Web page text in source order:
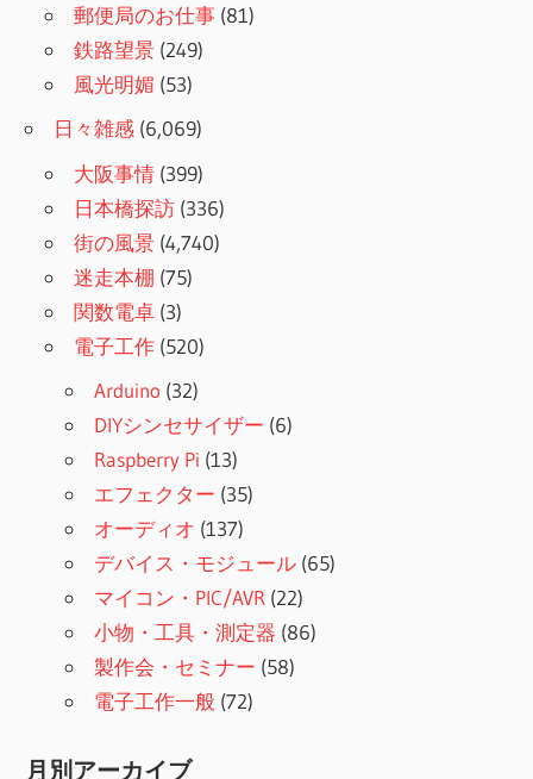
郵便局のお仕事 (81)
鉄路望景 (249)
風光明媚 (53)
日々雑感 (6,069)
大阪事情 (399)
日本橋探訪 (336)
街の風景 (4,740)
迷走本棚 (75)
関数電卓 (3)
電子工作 (520)
Arduino (32)
DIYシンセサイザー (6)
Raspberry Pi (13)
エフェクター (35)
オーディオ (137)
デバイス・モジュール (65)
マイコン・PIC/AVR (22)
小物・工具・測定器 (86)
製作会・セミナー (58)
電子工作一般 (72)
月別アーカイブ